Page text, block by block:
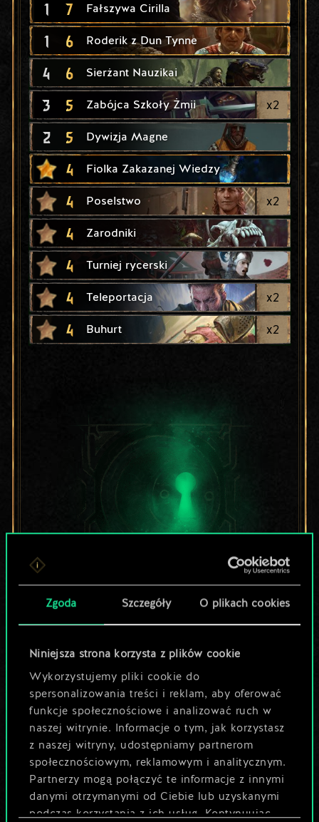
Zgoda Szczegóły O plikach cookies
Niniejsza strona korzysta z plików cookie
Wykorzystujemy pliki cookie do
spersonalizowania treści i reklam, aby oferować
funkcje społecznościowe i analizować ruch w
naszej witrynie. Informacje o tym, jak korzystasz
z naszej witryny, udostępniamy partnerom
społecznościowym, reklamowym i analitycznym.
Partnerzy mogą połączyć te informacje z innymi
danymi otrzymanymi od Ciebie lub uzyskanymi
podczas korzystania z ich usług. Kontynuując
1 7 Fałszywa Cirilla
1 6 Roderik z Dun Tynne
4 6 Sierżant Nauzikai
3 5 Zabójca Szkoły Żmii x2
2 5 Dywizja Magne
4 Fiolka Zakazanej Wiedzy
4 Poselstwo x2
4 Zarodniki
4 Turniej rycerski
4 Teleportacja x2
4 Buhurt x2
Lubisz grać tą talią?
odkryć jej
potencjał!
Nazwij talię i opisz swoją strategię
Edytuj talię